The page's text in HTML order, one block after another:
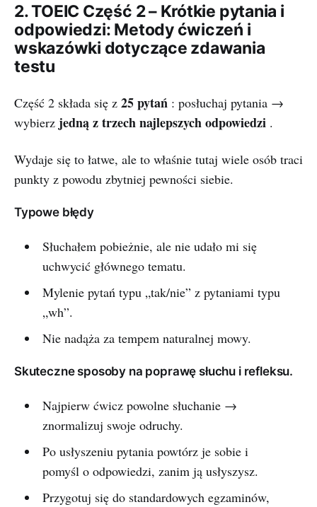
2. TOEIC Część 2 – Krótkie pytania i
odpowiedzi: Metody ćwiczeń i
wskazówki dotyczące zdawania
testu
Część 2 składa się z 25 pytań : posłuchaj pytania →
wybierz jedną z trzech najlepszych odpowiedzi .
Wydaje się to łatwe, ale to właśnie tutaj wiele osób traci
punkty z powodu zbytniej pewności siebie.
Typowe błędy
Słuchałem pobieżnie, ale nie udało mi się
uchwycić głównego tematu.
Mylenie pytań typu „tak/nie” z pytaniami typu
„wh”.
Nie nadąża za tempem naturalnej mowy.
Skuteczne sposoby na poprawę słuchu i refleksu.
Najpierw ćwicz powolne słuchanie →
znormalizuj swoje odruchy.
Po usłyszeniu pytania powtórz je sobie i
pomyśl o odpowiedzi, zanim ją usłyszysz.
Przygotuj się do standardowych egzaminów,